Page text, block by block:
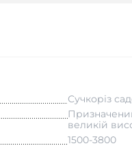
Сучкоріз
великій
1500-3800